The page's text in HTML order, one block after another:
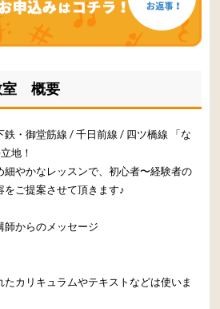
室 概要
・御堂筋線 / 千日前線 / 四ツ橋線 「な
地！
細やかなレッスンで、初心者〜経験者の
ご提案させて頂きます♪
師からのメッセージ
カリキュラムやテキストなどは使いま